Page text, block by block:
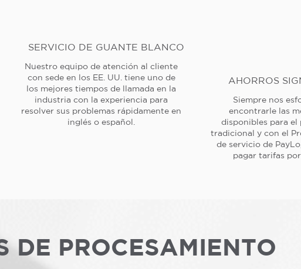
SERVICIO DE GUANTE BLANCO
Nuestro equipo de atención al cliente
con sede en los EE. UU. tiene uno de
los mejores tiempos de llamada en la
industria con la experiencia para
resolver sus problemas rápidamente en
inglés o español.
AHORROS
Siempre nos
encontrarle las
disponibles para el
tradicional y con el
de servicio de
pagar tarifas
DE PROCESAMIENTO